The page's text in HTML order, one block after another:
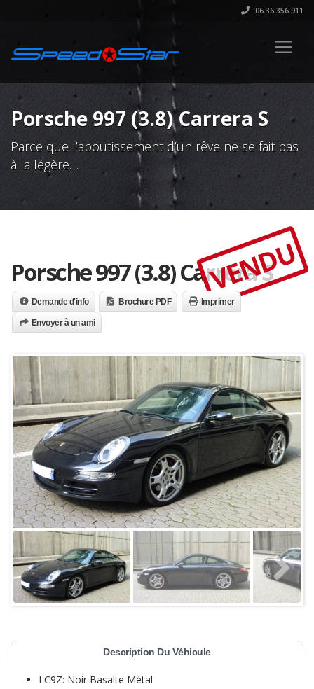
06.36.356.911
Porsche 997 (3.8) Carrera S
Parce que l’aboutissement d’un rêve ne se fait pas
à la légère…
Porsche 997 (3.8) Carrera S
VENDU
Demande d'info Brochure PDF Imprimer
Envoyer à un ami
Description Du Véhicule
LC9Z: Noir Basalte Métal